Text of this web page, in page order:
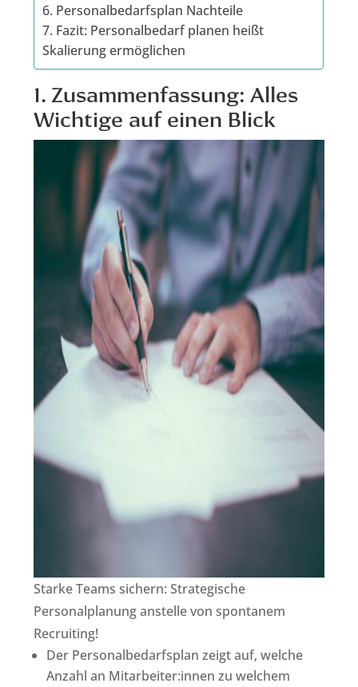
6. Personalbedarfsplan Nachteile
7. Fazit: Personalbedarf planen heißt
Skalierung ermöglichen
1. Zusammenfassung: Alles
Wichtige auf einen Blick
Starke Teams sichern: Strategische
Personalplanung anstelle von spontanem
Recruiting!
Der Personalbedarfsplan zeigt auf, welche
Anzahl an Mitarbeiter:innen zu welchem